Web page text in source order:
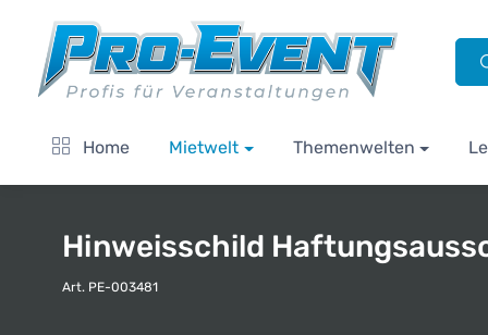
Home Mietwelt Themenwelten
Hinweisschild
Art. PE-003481